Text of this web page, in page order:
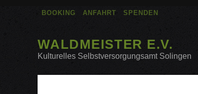
BOOKING ANFAHRT SPENDEN
WALDMEISTER E.V.
Kulturelles Selbstversorgungsamt Solingen